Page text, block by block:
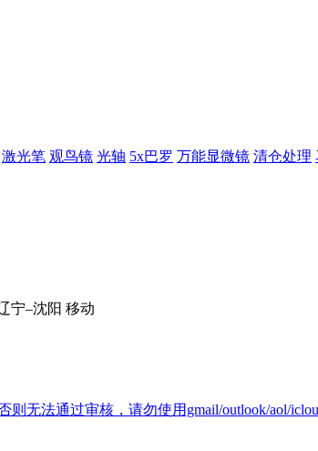
激光笔 观鸟镜 光轴 5x巴罗 万能显微镜 清仓处理
宁–沈阳 移动
无法通过审核，请勿使用gmail/outlook/aol/